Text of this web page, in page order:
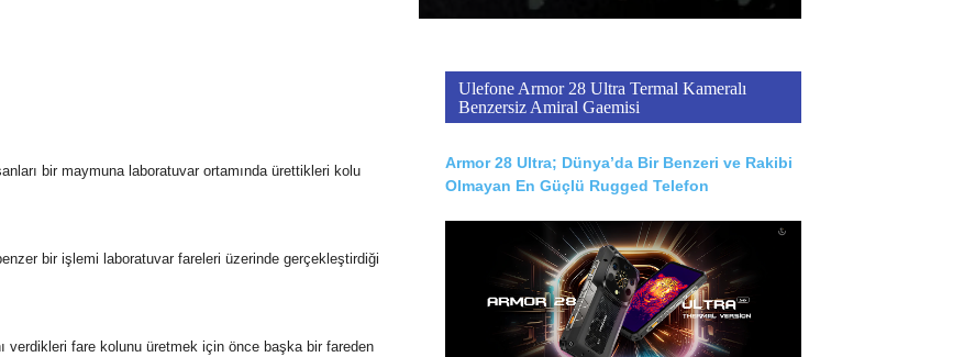
bir maymuna laboratuvar ortamında ürettikleri kolu
bir işlemi laboratuvar fareleri üzerinde gerçekleştirdiği
verdikleri fare kolunu üretmek için önce başka bir fareden
Ulefone Armor 28 Ultra Termal Kameralı
Benzersiz Amiral Gaemisi
Armor 28 Ultra; Dünya’da Bir Benzeri ve Rakibi
Olmayan En Güçlü Rugged Telefon